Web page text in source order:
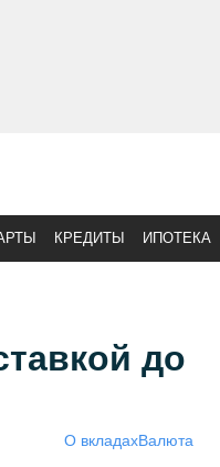
КРЕДИТЫ ИПОТЕКА
до
О вкладахВалюта